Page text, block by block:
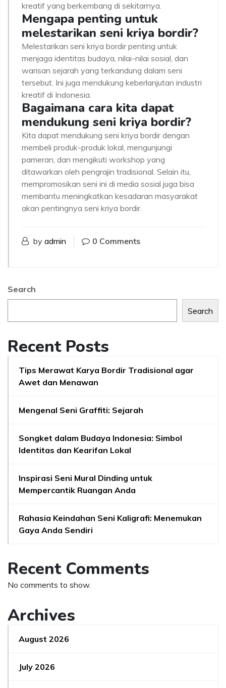
kreatif yang berkembang di sekitarnya.
Mengapa penting untuk
melestarikan seni kriya bordir?
Melestarikan seni kriya bordir penting untuk
menjaga identitas budaya, nilai-nilai sosial, dan
warisan sejarah yang terkandung dalam seni
tersebut. Ini juga mendukung keberlanjutan industri
kreatif di Indonesia.
Bagaimana cara kita dapat
mendukung seni kriya bordir?
Kita dapat mendukung seni kriya bordir dengan
membeli produk-produk lokal, mengunjungi
pameran, dan mengikuti workshop yang
ditawarkan oleh pengrajin tradisional. Selain itu,
mempromosikan seni ini di media sosial juga bisa
membantu meningkatkan kesadaran masyarakat
akan pentingnya seni kriya bordir.
by admin 0 Comments
Search
Search
Recent Posts
Tips Merawat Karya Bordir Tradisional agar
Awet dan Menawan
Mengenal Seni Graffiti: Sejarah
Songket dalam Budaya Indonesia: Simbol
Identitas dan Kearifan Lokal
Inspirasi Seni Mural Dinding untuk
Mempercantik Ruangan Anda
Rahasia Keindahan Seni Kaligrafi: Menemukan
Gaya Anda Sendiri
Recent Comments
No comments to show.
Archives
August 2026
July 2026